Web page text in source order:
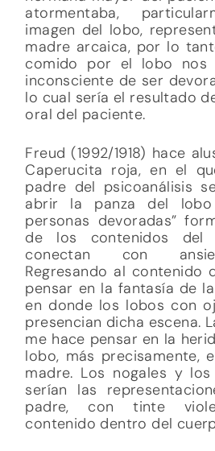
atormentaba,
imagen del lobo,
madre arcaica, por lo
comido por el lobo nos
inconsciente de ser
lo cual sería el resultado
oral del paciente.
Freud (1992/1918) hace
Caperucita roja, en el
padre del psicoanálisis
abrir la panza del
personas devoradas”
de los contenidos del
conectan con
Regresando al contenido
pensar en la fantasía de
en donde los lobos con
presencian dicha escena.
me hace pensar en la
lobo, más precisamente,
madre. Los nogales y
serían las
padre, con tinte
contenido dentro del